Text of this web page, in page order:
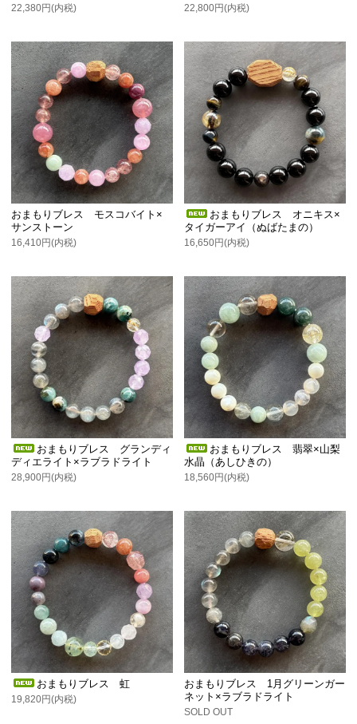
22,380円(内税) 22,800円(内税)
おまもりブレス モスコバイト×
サンストーン
16,410円(内税)
おまもりブレス オニキス×
タイガーアイ（ぬばたまの）
16,650円(内税)
おまもりブレス グランディ
ディエライト×ラブラドライト
28,900円(内税)
おまもりブレス 翡翠×山梨
水晶（あしひきの）
18,560円(内税)
おまもりブレス 虹
19,820円(内税)
おまもりブレス 1月グリーンガー
ネット×ラブラドライト
SOLD OUT